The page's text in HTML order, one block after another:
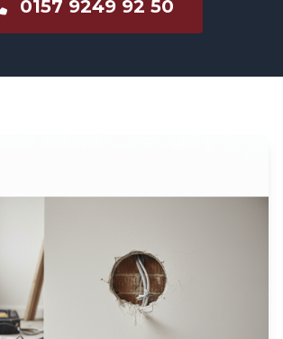
0157 9249 92 50